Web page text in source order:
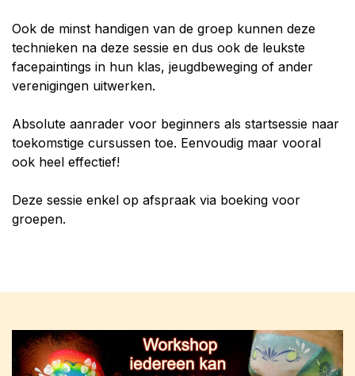
Ook de minst handigen van de groep kunnen deze
technieken na deze sessie en dus ook de leukste
facepaintings in hun klas, jeugdbeweging of ander
verenigingen uitwerken.
Absolute aanrader voor beginners als startsessie naar
toekomstige cursussen toe. Eenvoudig maar vooral
ook heel effectief!
Deze sessie enkel op afspraak via boeking voor
groepen.